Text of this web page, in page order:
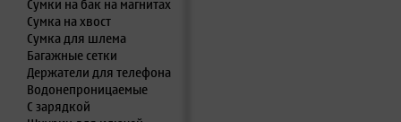
Сумки на бак на магнитах
Сумка на хвост
Сумка для шлема
Багажные сетки
Держатели для телефона
Водонепроницаемые
С зарядкой